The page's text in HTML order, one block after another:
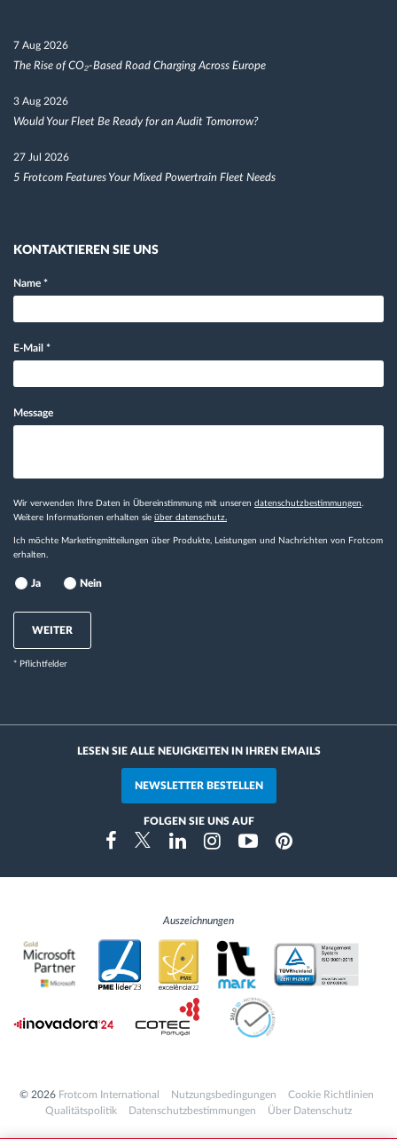
7 Aug 2026
The Rise of CO₂-Based Road Charging Across Europe
3 Aug 2026
Would Your Fleet Be Ready for an Audit Tomorrow?
27 Jul 2026
5 Frotcom Features Your Mixed Powertrain Fleet Needs
KONTAKTIEREN SIE UNS
Name *
E-Mail *
Message
Wir verwenden Ihre Daten in Übereinstimmung mit unseren datenschutzbestimmungen.
Weitere Informationen erhalten sie über datenschutz.
Ich möchte Marketingmitteilungen über Produkte, Leistungen und Nachrichten von Frotcom
erhalten.
Ja Nein
WEITER
* Pflichtfelder
LESEN SIE ALLE NEUIGKEITEN IN IHREN EMAILS
NEWSLETTER BESTELLEN
FOLGEN SIE UNS AUF
FacebookTwitterLinkedinInstragramYoutubePinterest
Auszeichnungen
© 2026 Frotcom International Nutzungsbedingungen
Cookie Richtlinien
Qualitätspolitik
Datenschutzbestimmungen Über Datenschutz